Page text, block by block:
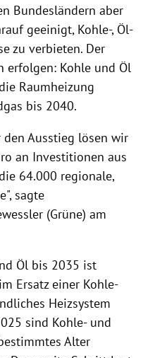
Bundesländern aber
geeinigt, Kohle-, Öl-
zu verbieten. Der
erfolgen: Kohle und Öl
Raumheizung
bis 2040.
Ausstieg lösen wir
an Investitionen aus
64.000 regionale,
sagte
(Grüne) am
Öl bis 2035 ist
Ersatz einer Kohle-
Heizsystem
sind Kohle- und
Alter